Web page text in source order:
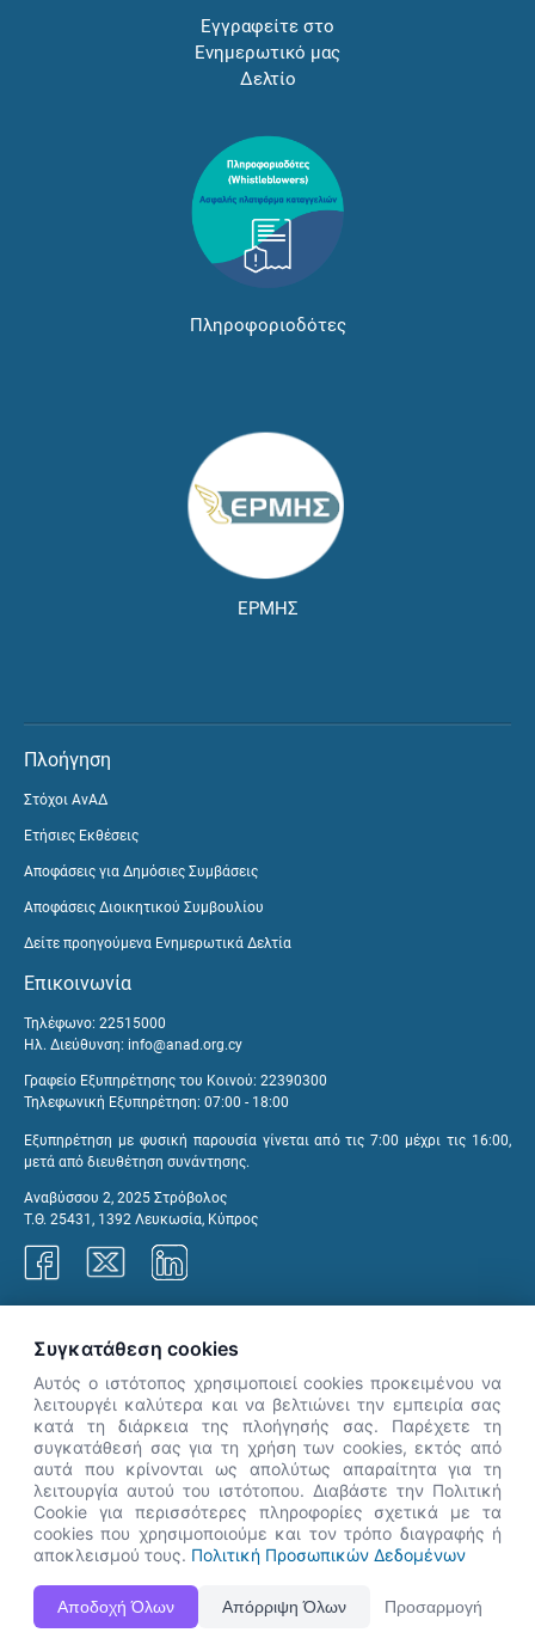
Εγγραφείτε στο
Ενημερωτικό μας
Δελτίο
Πληροφοριοδότες
ΕΡΜΗΣ
Πλοήγηση
Στόχοι ΑνΑΔ
Ετήσιες Εκθέσεις
Αποφάσεις για Δημόσιες Συμβάσεις
Αποφάσεις Διοικητικού Συμβουλίου
Δείτε προηγούμενα Ενημερωτικά Δελτία
Επικοινωνία
Τηλέφωνο: 22515000
Ηλ. Διεύθυνση: info@anad.org.cy
Γραφείο Εξυπηρέτησης του Κοινού: 22390300
Τηλεφωνική Εξυπηρέτηση: 07:00 - 18:00
Εξυπηρέτηση με φυσική παρουσία γίνεται από τις 7:00 μέχρι τις 16:00,
μετά από διευθέτηση συνάντησης.
Αναβύσσου 2, 2025 Στρόβολος
Τ.Θ. 25431, 1392 Λευκωσία, Κύπρος
Η Ιστοσελίδα ΑνΑΔ είναι πλήρως συμβατή με τις νεότερες εκδόσεις, Google Chrome, Mozilla Firefox,
Apple Safari καθώς και Internet Explorer.
👋 Καλώς ήρθες! Είμαι η Νόησις.
Πες μου πώς μπορώ να σε βοηθήσω
σήμερα.
Συγκατάθεση cookies
Αυτός ο ιστότοπος χρησιμοποιεί cookies προκειμένου να
λειτουργέι καλύτερα και να βελτιώνει την εμπειρία σας
κατά τη διάρκεια της πλοήγησής σας. Παρέχετε τη
συγκατάθεσή σας για τη χρήση των cookies, εκτός από
αυτά που κρίνονται ως απολύτως απαραίτητα για τη
λειτουργία αυτού του ιστότοπου. Διαβάστε την Πολιτική
Cookie για περισσότερες πληροφορίες σχετικά με τα
cookies που χρησιμοποιούμε και τον τρόπο διαγραφής ή
αποκλεισμού τους. Πολιτική Προσωπικών Δεδομένων
Αποδοχή Όλων Απόρριψη Όλων Προσαρμογή